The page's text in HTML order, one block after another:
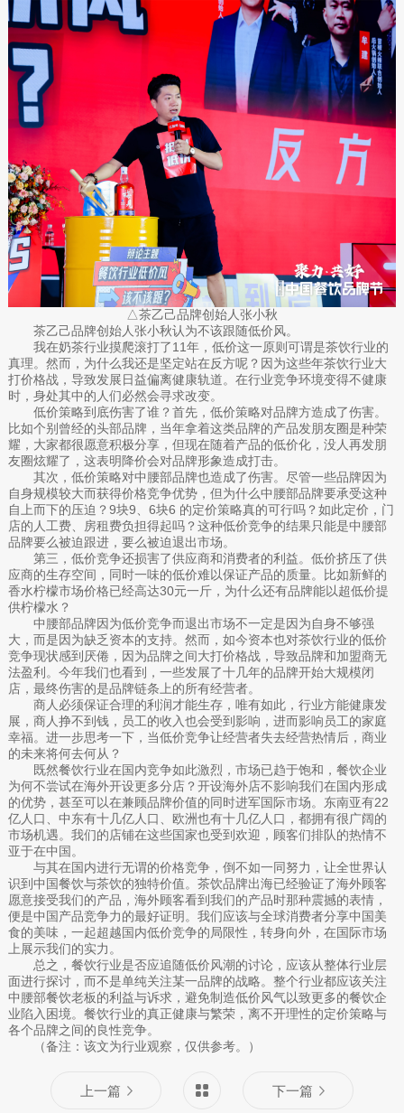
△茶乙己品牌创始人张小秋
茶乙己品牌创始人张小秋认为不该跟随低价风。
我在奶茶行业摸爬滚打了11年，低价这一原则可谓是茶饮行业的
真理。然而，为什么我还是坚定站在反方呢？因为这些年茶饮行业大
打价格战，导致发展日益偏离健康轨道。在行业竞争环境变得不健康
时，身处其中的人们必然会寻求改变。
低价策略到底伤害了谁？首先，低价策略对品牌方造成了伤害。
比如个别曾经的头部品牌，当年拿着这类品牌的产品发朋友圈是种荣
耀，大家都很愿意积极分享，但现在随着产品的低价化，没人再发朋
友圈炫耀了，这表明降价会对品牌形象造成打击。
其次，低价策略对中腰部品牌也造成了伤害。尽管一些品牌因为
自身规模较大而获得价格竞争优势，但为什么中腰部品牌要承受这种
自上而下的压迫？9块9、6块6 的定价策略真的可行吗？如此定价，门
店的人工费、房租费负担得起吗？这种低价竞争的结果只能是中腰部
品牌要么被迫跟进，要么被迫退出市场。
第三，低价竞争还损害了供应商和消费者的利益。低价挤压了供
应商的生存空间，同时一味的低价难以保证产品的质量。比如新鲜的
香水柠檬市场价格已经高达30元一斤，为什么还有品牌能以超低价提
供柠檬水？
中腰部品牌因为低价竞争而退出市场不一定是因为自身不够强
大，而是因为缺乏资本的支持。然而，如今资本也对茶饮行业的低价
竞争现状感到厌倦，因为品牌之间大打价格战，导致品牌和加盟商无
法盈利。今年我们也看到，一些发展了十几年的品牌开始大规模闭
店，最终伤害的是品牌链条上的所有经营者。
商人必须保证合理的利润才能生存，唯有如此，行业方能健康发
展，商人挣不到钱，员工的收入也会受到影响，进而影响员工的家庭
幸福。进一步思考一下，当低价竞争让经营者失去经营热情后，商业
的未来将何去何从？
既然餐饮行业在国内竞争如此激烈，市场已趋于饱和，餐饮企业
为何不尝试在海外开设更多分店？开设海外店不影响我们在国内形成
的优势，甚至可以在兼顾品牌价值的同时进军国际市场。东南亚有22
亿人口、中东有十几亿人口、欧洲也有十几亿人口，都拥有很广阔的
市场机遇。我们的店铺在这些国家也受到欢迎，顾客们排队的热情不
亚于在中国。
与其在国内进行无谓的价格竞争，倒不如一同努力，让全世界认
识到中国餐饮与茶饮的独特价值。茶饮品牌出海已经验证了海外顾客
愿意接受我们的产品，海外顾客看到我们的产品时那种震撼的表情，
便是中国产品竞争力的最好证明。我们应该与全球消费者分享中国美
食的美味，一起超越国内低价竞争的局限性，转身向外，在国际市场
上展示我们的实力。
总之，餐饮行业是否应追随低价风潮的讨论，应该从整体行业层
面进行探讨，而不是单纯关注某一品牌的战略。整个行业都应该关注
中腰部餐饮老板的利益与诉求，避免制造低价风气以致更多的餐饮企
业陷入困境。餐饮行业的真正健康与繁荣，离不开理性的定价策略与
各个品牌之间的良性竞争。
（备注：该文为行业观察，仅供参考。）
上一篇 下一篇